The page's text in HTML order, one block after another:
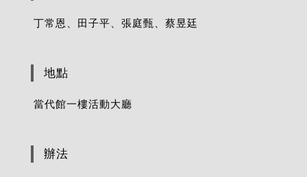
丁常恩、田子平、張庭甄、蔡昱廷
地點
當代館一樓活動大廳
辦法